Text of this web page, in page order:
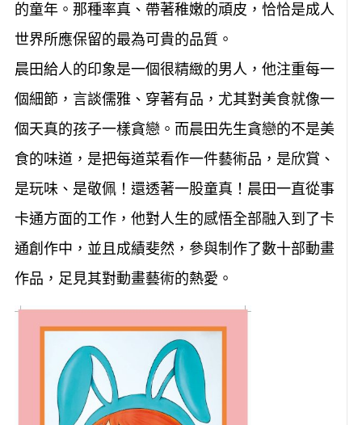
的童年。那種率真、帶著稚嫩的頑皮，恰恰是成人
世界所應保留的最為可貴的品質。
晨田給人的印象是一個很精緻的男人，他注重每一
個細節，言談儒雅、穿著有品，尤其對美食就像一
個天真的孩子一樣貪戀。而晨田先生貪戀的不是美
食的味道，是把每道菜看作一件藝術品，是欣賞、
是玩味、是敬佩！還透著一股童真！晨田一直從事
卡通方面的工作，他對人生的感悟全部融入到了卡
通創作中，並且成績斐然，參與制作了數十部動畫
作品，足見其對動畫藝術的熱愛。